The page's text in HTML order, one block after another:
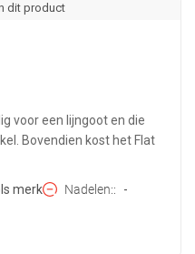
dit product
voor een lijngoot en die
Bovendien kost het Flat
merk Nadelen: -